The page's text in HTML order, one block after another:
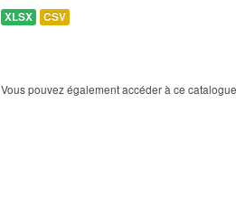
XLSX CSV
Vous pouvez également accéder à ce